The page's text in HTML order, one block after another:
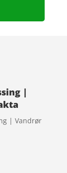
|
| Vandrør